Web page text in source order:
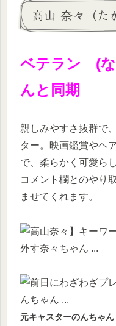
高山 奈々（た
ベテラン (
んと同期
親しみやすさ抜群で
ター。映画鑑賞やヘ
で、柔らかく可愛ら
コメント欄とのやり
ませてくれます。
元キャスターのんちゃん